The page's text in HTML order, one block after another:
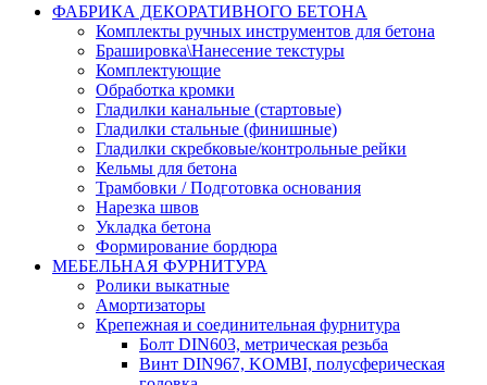
ФАБРИКА ДЕКОРАТИВНОГО БЕТОНА
Комплекты ручных инструментов для бетона
Брашировка\Нанесение текстуры
Комплектующие
Обработка кромки
Гладилки канальные (стартовые)
Гладилки стальные (финишные)
Гладилки скребковые/контрольные рейки
Кельмы для бетона
Трамбовки / Подготовка основания
Нарезка швов
Укладка бетона
Формирование бордюра
МЕБЕЛЬНАЯ ФУРНИТУРА
Ролики выкатные
Амортизаторы
Крепежная и соединительная фурнитура
Болт DIN603, метрическая резьба
Винт DIN967, KOMBI, полусферическая